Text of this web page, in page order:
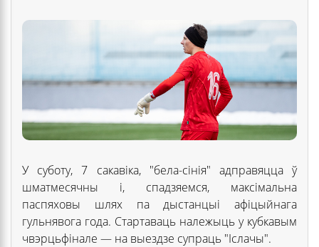
У суботу, 7 сакавіка, "бела-сінія" адправяцца ў
шматмесячны і, спадзяемся, максімальна
паспяховы шлях па дыстанцыі афіцыйнага
гульнявога года. Стартаваць належыць у кубкавым
чвэрцьфінале — на выездзе супраць "Іслачы".